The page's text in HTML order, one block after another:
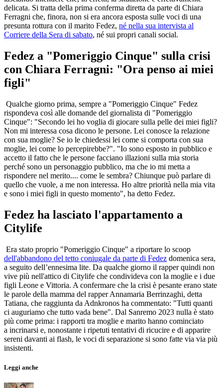
delicata. Si tratta della prima conferma diretta da parte di Chiara
Ferragni che, finora, non si era ancora esposta sulle voci di una
presunta rottura con il marito Fedez, né nella sua intervista al
Corriere della Sera di sabato, né sui propri canali social.
Fedez a "Pomeriggio Cinque" sulla crisi
con Chiara Ferragni: "Ora penso ai miei
figli"
Qualche giorno prima, sempre a "Pomeriggio Cinque" Fedez
rispondeva così alle domande del giornalista di "Pomeriggio
Cinque": "Secondo lei ho voglia di giocare sulla pelle dei miei figli?
Non mi interessa cosa dicono le persone. Lei conosce la relazione
con sua moglie? Se io le chiedessi lei come si comporta con sua
moglie, lei come lo percepirebbe?". "Io sono esposto in pubblico e
accetto il fatto che le persone facciano illazioni sulla mia storia
perché sono un personaggio pubblico, ma che io mi metta a
rispondere nel merito.... come le sembra? Chiunque può parlare di
quello che vuole, a me non interessa. Ho altre priorità nella mia vita
e sono i miei figli in questo momento", ha detto Fedez.
Fedez ha lasciato l'appartamento a
Citylife
Era stato proprio "Pomeriggio Cinque" a riportare lo scoop
dell'abbandono del tetto coniugale da parte di Fedez domenica sera,
a seguito dell’ennesima lite. Da qualche giorno il rapper quindi non
vive più nell'attico di Citylife che condivideva con la moglie e i due
figli Leone e Vittoria. A confermare che la crisi è pesante erano state
le parole della mamma del rapper Annamaria Berrinzaghi, detta
Tatiana, che raggiunta da Adnkronos ha commentato: "Tutti quanti
ci auguriamo che tutto vada bene". Dal Sanremo 2023 nulla è stato
più come prima: i rapporti tra moglie e marito hanno cominciato
a incrinarsi e, nonostante i ripetuti tentativi di ricucire e di apparire
sereni davanti ai flash, le voci di separazione si sono fatte via via più
insistenti.
Leggi anche